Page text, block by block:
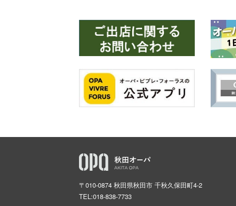
〒010-0874 秋田県秋田市 千秋久保田町4-2
TEL:018-838-7733